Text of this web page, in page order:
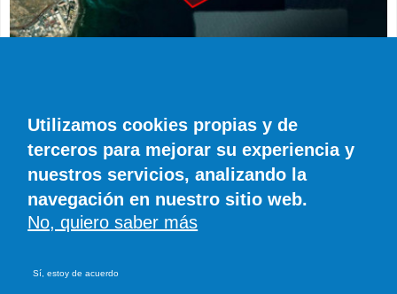
Residencia de La Mareta hasta el 24 de
agosto por las vacaciones de Pedro Sánchez
Diario de Lanzarote 23 COMENTARIOS
Utilizamos cookies propias y de
terceros para mejorar su experiencia y
nuestros servicios, analizando la
navegación en nuestro sitio web.
No, quiero saber más
Sí, estoy de acuerdo